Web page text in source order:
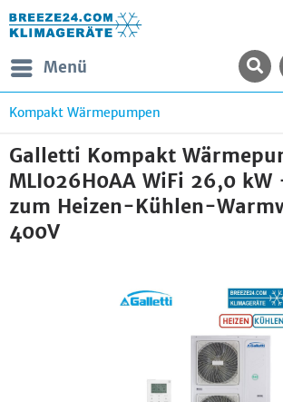
Menü
Kompakt Wärmepumpen
Galletti Kompakt
MLI026H0AA WiFi 26,0
zum Heizen-Kühlen-
400V